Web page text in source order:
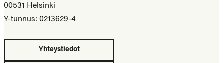
00531 Helsinki
Y-tunnus: 0213629-4
Yhteystiedot